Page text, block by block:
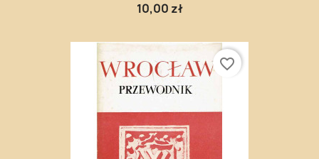
10,00 zł
favorite_border